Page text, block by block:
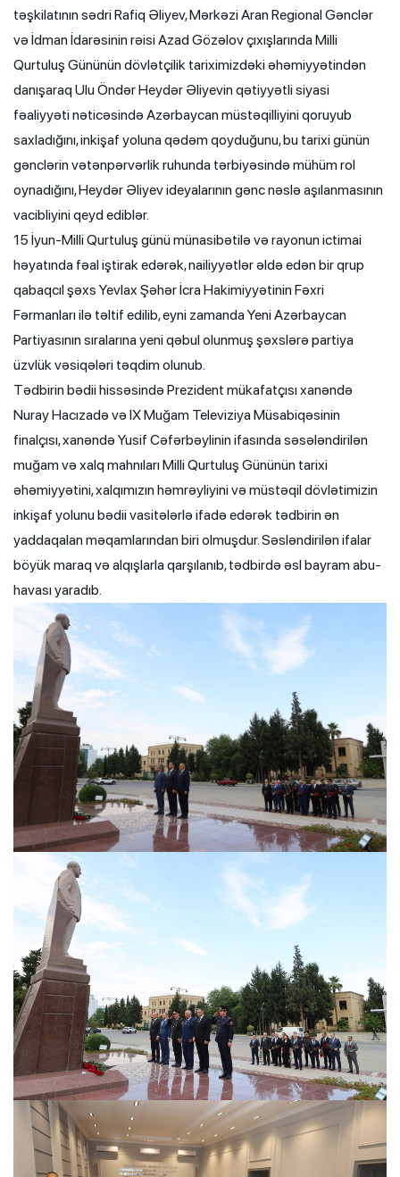
təşkilatının sədri Rafiq Əliyev, Mərkəzi Aran Regional Gənclər
və İdman İdarəsinin rəisi Azad Gözəlov çıxışlarında Milli
Qurtuluş Gününün dövlətçilik tariximizdəki əhəmiyyətindən
danışaraq Ulu Öndər Heydər Əliyevin qətiyyətli siyasi
fəaliyyəti nəticəsində Azərbaycan müstəqilliyini qoruyub
saxladığını, inkişaf yoluna qədəm qoyduğunu, bu tarixi günün
gənclərin vətənpərvərlik ruhunda tərbiyəsində mühüm rol
oynadığını, Heydər Əliyev ideyalarının gənc nəslə aşılanmasının
vacibliyini qeyd ediblər.
15 İyun-Milli Qurtuluş günü münasibətilə və rayonun ictimai
həyatında fəal iştirak edərək, nailiyyətlər əldə edən bir qrup
qabaqcıl şəxs Yevlax Şəhər İcra Hakimiyyətinin Fəxri
Fərmanları ilə təltif edilib, eyni zamanda Yeni Azərbaycan
Partiyasının sıralarına yeni qəbul olunmuş şəxslərə partiya
üzvlük vəsiqələri təqdim olunub.
Tədbirin bədii hissəsində Prezident mükafatçısı xanəndə
Nuray Hacızadə və IX Muğam Televiziya Müsabiqəsinin
finalçısı, xanəndə Yusif Cəfərbəylinin ifasında səsələndirilən
muğam və xalq mahnıları Milli Qurtuluş Gününün tarixi
əhəmiyyətini, xalqımızın həmrəyliyini və müstəqil dövlətimizin
inkişaf yolunu bədii vasitələrlə ifadə edərək tədbirin ən
yaddaqalan məqamlarından biri olmuşdur. Səsləndirilən ifalar
böyük maraq və alqışlarla qarşılanıb, tədbirdə əsl bayram abu-
havası yaradıb.